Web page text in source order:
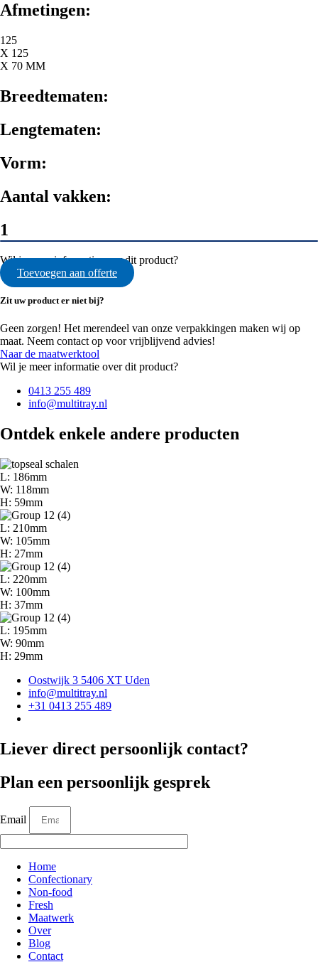
Afmetingen:
125
X 125
X 70 MM
Breedtematen:
Lengtematen:
Vorm:
Aantal vakken:
1
Wil je meer informatie over dit product?
Toevoegen aan offerte
Zit uw product er niet bij?
Geen zorgen! Het merendeel van onze verpakkingen maken wij op
maat. Neem contact op voor vrijblijvend advies!
Naar de maatwerktool
Wil je meer informatie over dit product?
0413 255 489
info@multitray.nl
Ontdek enkele andere producten
L: 186mm
W: 118mm
H: 59mm
L: 210mm
W: 105mm
H: 27mm
L: 220mm
W: 100mm
H: 37mm
L: 195mm
W: 90mm
H: 29mm
Oostwijk 3 5406 XT Uden
info@multitray.nl
+31 0413 255 489
Liever direct persoonlijk contact?
Plan een persoonlijk gesprek
Email
Home
Confectionary
Non-food
Fresh
Maatwerk
Over
Blog
Contact